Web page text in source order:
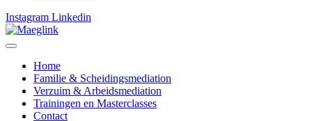
Instagram Linkedin
Home
Familie & Scheidingsmediation
Verzuim & Arbeidsmediation
Trainingen en Masterclasses
Contact